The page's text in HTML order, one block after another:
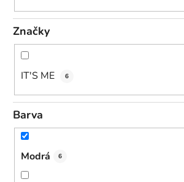
Značky
IT'S ME 6
Barva
Modrá 6